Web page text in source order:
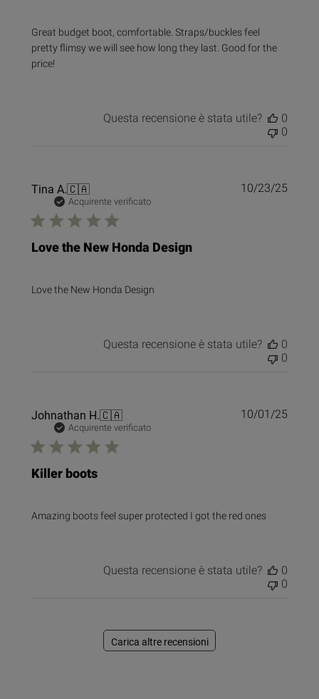
Great budget boot, comfortable. Straps/buckles feel
pretty flimsy we will see how long they last. Good for the
price!
Questa recensione è stata utile?
0
0
Tina A.🇨🇦
Acquirente verificato
Love the New Honda Design
Love the New Honda Design
10/23/25
Questa recensione è stata utile?
0
0
Johnathan H.🇨🇦
Acquirente verificato
Killer boots
Amazing boots feel super protected I got the red ones
10/01/25
Questa recensione è stata utile?
0
0
Carica altre recensioni